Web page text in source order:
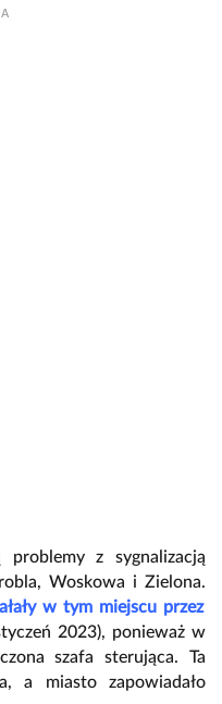
z sygnalizacją
Woskowa i Zielona.
w tym miejscu przez
2023), ponieważ w
szafa sterująca. Ta
a miasto zapowiadało